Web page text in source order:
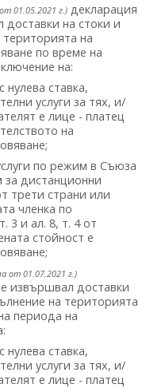
01.05.2021 г.) декларация
доставки на стоки и
територията на
по време на
на:
нулева ставка,
услуги за тях, и/
е лице - платец
на
по режим в Съюза
дистанционни
трети страни или
членка по
3 и ал. 8, т. 4 от
стойност е
от 01.07.2021 г.)
извършвал доставки
на територията
периода на
нулева ставка,
услуги за тях, и/
е лице - платец